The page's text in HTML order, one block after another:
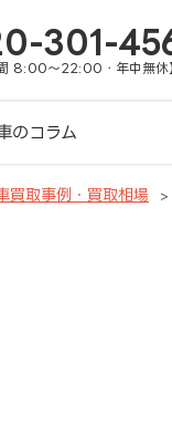
301-
8:00～22:00・年中無休
のコラム
買取事例・買取相場